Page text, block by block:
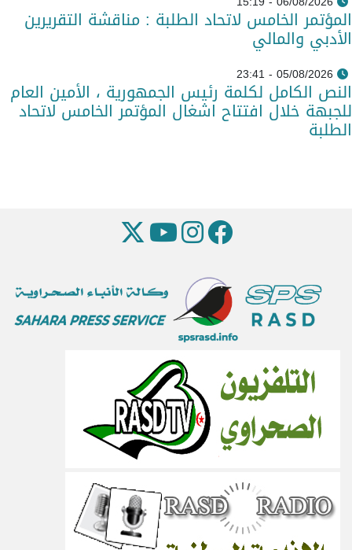
المؤتمر الخامس لاتحاد الطلبة : مناقشة التقريرين
الأدبي والمالي
05/08/2026 - 23:41
النص الكامل لكلمة رئيس الجمهورية ، الأمين العام
للجبهة خلال افتتاح اشغال المؤتمر الخامس لاتحاد
الطلبة